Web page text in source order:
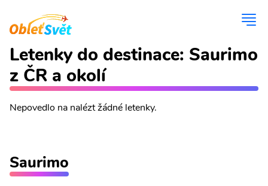
Letenky do destinace: Saurimo
z ČR a okolí
Nepovedlo na nalézt žádné letenky.
Saurimo